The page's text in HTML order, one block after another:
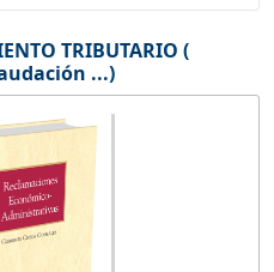
TRIBUTARIO (
...)